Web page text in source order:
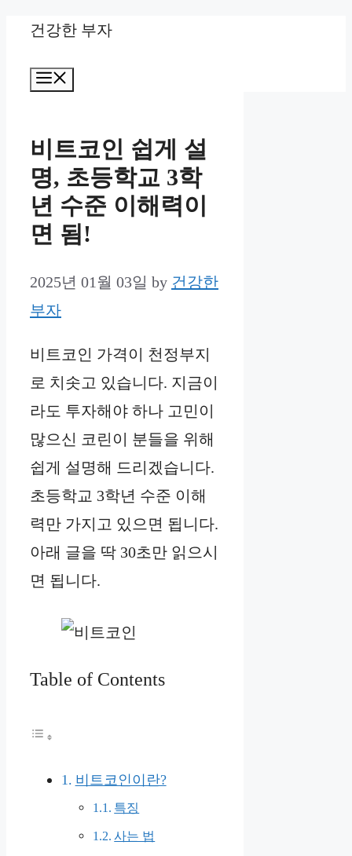
Skip
content
건강한 부자
비트코인 쉽게 설
명, 초등학교 3학
년 수준 이해력이
면 됨!
2025년 01월 03일 by 건강한
부자
비트코인 가격이 천정부지
로 치솟고 있습니다. 지금이
라도 투자해야 하나 고민이
많으신 코린이 분들을 위해
쉽게 설명해 드리겠습니다.
초등학교 3학년 수준 이해
력만 가지고 있으면 됩니다.
아래 글을 딱 30초만 읽으시
면 됩니다.
Table of Contents
비트코인이란?
특징
사는 법